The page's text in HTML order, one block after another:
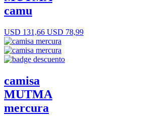
camu
USD 131,66 USD 78,99
camisa
MUTMA
mercura